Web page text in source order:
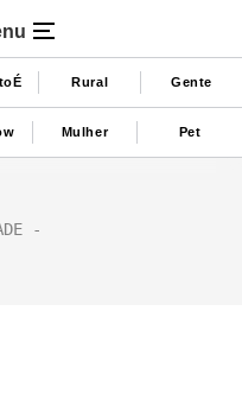
Rural Gente
Mulher Pet